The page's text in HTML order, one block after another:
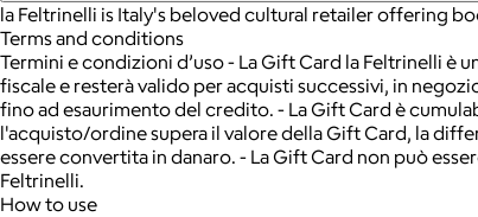
la Feltrinelli is Italy's beloved cultural retailer offering
Terms and conditions
Termini e condizioni d’uso - La Gift Card la Feltrinelli
fiscale e resterà valido per acquisti successivi, in
fino ad esaurimento del credito. - La Gift Card è
l'acquisto/ordine supera il valore della Gift Card, la
essere convertita in danaro. - La Gift Card non può
Feltrinelli.
How to use